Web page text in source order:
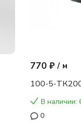
770 ₽ / м
100-5-
В наличии:
0